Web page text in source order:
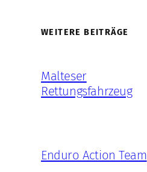
WEITERE BEITRÄGE
Malteser
Rettungsfahrzeug
Enduro Action Team